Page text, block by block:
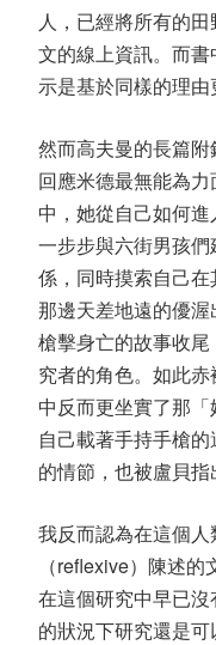
人，已經將所有的
文的線上資訊。而
示是基於同樣的理由
然而高夫曼的長篇
回應米德最無能為
中，她從自己如何
一步步與六街男孩
係，同時摸索自己
那邊天差地遠的優
槍擊身亡的故事收
究者的角色。如此
中反而更坐實了那
自己載著手持手槍
的情節，也被盧貝指
我反而認為在這個人
（reflexive）陳述
在這個研究中早已
的狀況下研究還是